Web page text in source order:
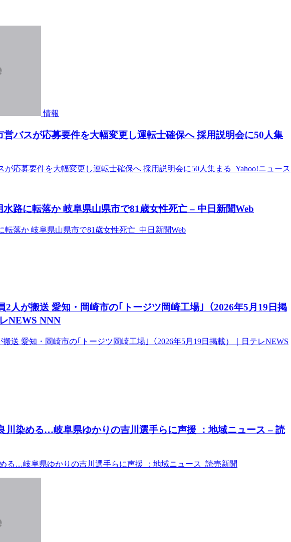
情報
営バスが応募要件を大幅変更し運転士確保へ 採用説明会に50人集
が応募要件を大幅変更し運転士確保へ 採用説明会に50人集まる Yahoo!ニュース
路に転落か 岐阜県山県市で81歳女性死亡 – 中日新聞Web
落か 岐阜県山県市で81歳女性死亡 中日新聞Web
人が搬送 愛知・岡崎市の｢トージツ岡崎工場｣（2026年5月19日掲
NEWS NNN
送 愛知・岡崎市の｢トージツ岡崎工場｣（2026年5月19日掲載）｜日テレNEWS
川染める…岐阜県ゆかりの吉川選手らに声援 ：地域ニュース – 読
る…岐阜県ゆかりの吉川選手らに声援 ：地域ニュース 読売新聞